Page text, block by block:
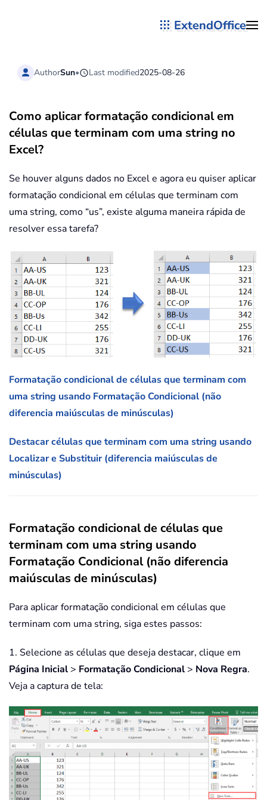
ExtendOffice
AuthorSun• Last modified2025-08-26
Como aplicar formatação condicional em
células que terminam com uma string no
Excel?
Se houver alguns dados no Excel e agora eu quiser aplicar
formatação condicional em células que terminam com
uma string, como “us”, existe alguma maneira rápida de
resolver essa tarefa?
Formatação condicional de células que terminam com
uma string usando Formatação Condicional (não
diferencia maiúsculas de minúsculas)
Destacar células que terminam com uma string usando
Localizar e Substituir (diferencia maiúsculas de
minúsculas)
Formatação condicional de células que
terminam com uma string usando
Formatação Condicional (não diferencia
maiúsculas de minúsculas)
Para aplicar formatação condicional em células que
terminam com uma string, siga estes passos:
1. Selecione as células que deseja destacar, clique em
Página Inicial > Formatação Condicional > Nova Regra.
Veja a captura de tela: